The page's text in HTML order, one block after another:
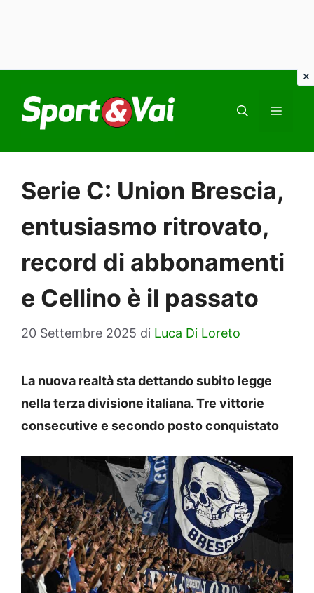
contenuto
Serie C: Union Brescia,
entusiasmo ritrovato,
record di abbonamenti
e Cellino è il passato
20 Settembre 2025 di Luca Di Loreto
La nuova realtà sta dettando subito legge
nella terza divisione italiana. Tre vittorie
consecutive e secondo posto conquistato